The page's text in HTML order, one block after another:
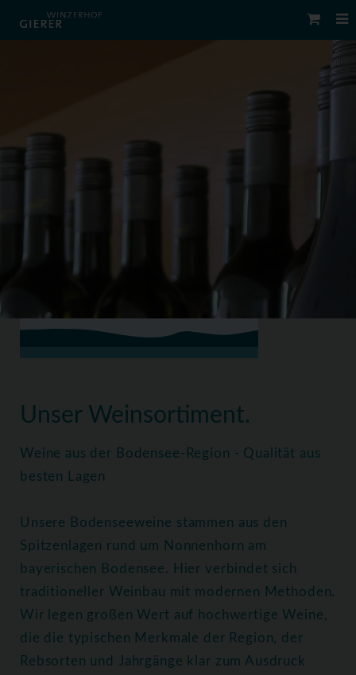
Unser Weinsortiment.
Weine aus der Bodensee-Region - Qualität aus
besten Lagen
Unsere Bodenseeweine stammen aus den
Spitzenlagen rund um Nonnenhorn am
bayerischen Bodensee. Hier verbindet sich
traditioneller Weinbau mit modernen Methoden.
Wir legen großen Wert auf hochwertige Weine,
die die typischen Merkmale der Region, der
Rebsorten und Jahrgänge klar zum Ausdruck